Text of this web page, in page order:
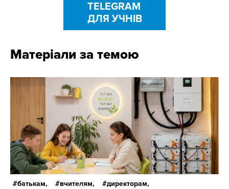
TELEGRAM
ДЛЯ УЧНІВ
Матеріали за темою
батькам, вчителям,
директорам,